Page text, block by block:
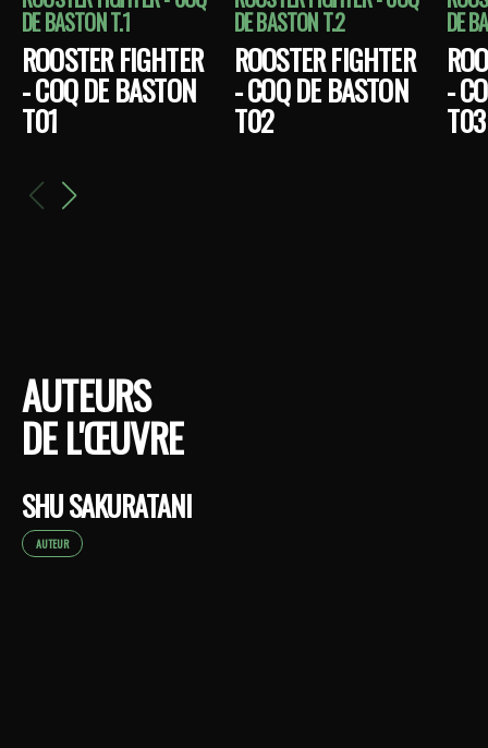
DE BASTON T.1
ROOSTER FIGHTER
- COQ DE BASTON
T01
DE BASTON T.2
ROOSTER FIGHTER
- COQ DE BASTON
T02
DE
-
T03
AUTEURS
DE L'ŒUVRE
SHU SAKURATANI
AUTEUR